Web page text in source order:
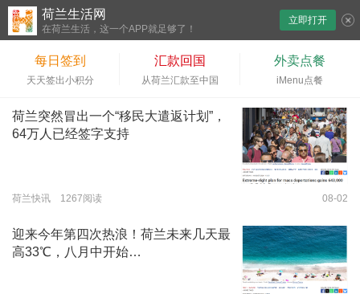
荷兰生活网
在荷兰生活，这一个APP就足够了！
立即打开
每日签到
天天签出小积分
汇款回国
从荷兰汇款至中国
外卖点餐
iMenu点餐
荷兰突然冒出一个“移民大遣返计划”，
64万人已经签字支持
荷兰快讯 1267阅读 08-02
迎来今年第四次热浪！荷兰未来几天最
高33℃，八月中开始…